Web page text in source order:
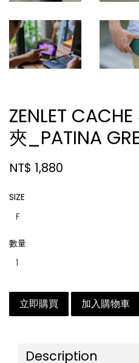
ZENLET
夾_PATINA
NT$ 1,880
SIZE
數量
立即購買 加入購物車
Description